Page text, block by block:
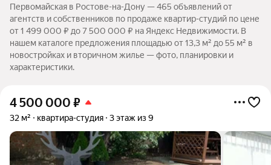
Первомайская в Ростове-на-Дону — 465 объявлений от
агентств и собственников по продаже квартир-студий по цене
от 1 499 000 ₽ до 7 500 000 ₽ на Яндекс Недвижимости. В
нашем каталоге предложения площадью от 13,3 м² до 55 м² в
новостройках и вторичном жилье — фото, планировки и
характеристики.
4 500 000 ₽
32 м² квартира-студия 3 этаж из 9